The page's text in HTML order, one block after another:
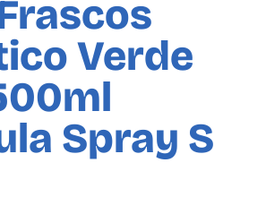
Verde
Spray S